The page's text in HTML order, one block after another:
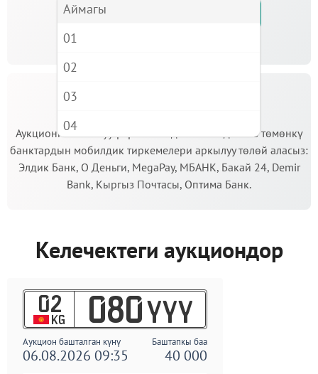
Аукционго катышуу үчүн кепилдик салымды Сиз төмөнкү
банктардын мобилдик тиркемелери аркылуу төлөй аласыз:
Элдик Банк, О Деньги, MegaPay, МБАНК, Бакай 24, Demir
Bank, Кыргыз Почтасы, Оптима Банк.
Келечектеги аукциондор
02
KG 080 YYY
Аукцион башталган күнү Баштапкы баа
06.08.2026 09:35 40 000
Аймагы
01
02
03
04
05
06